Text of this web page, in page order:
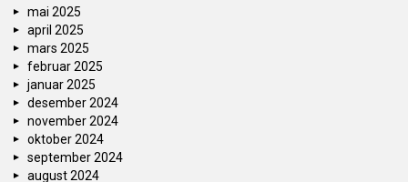
mai 2025
april 2025
mars 2025
februar 2025
januar 2025
desember 2024
november 2024
oktober 2024
september 2024
august 2024